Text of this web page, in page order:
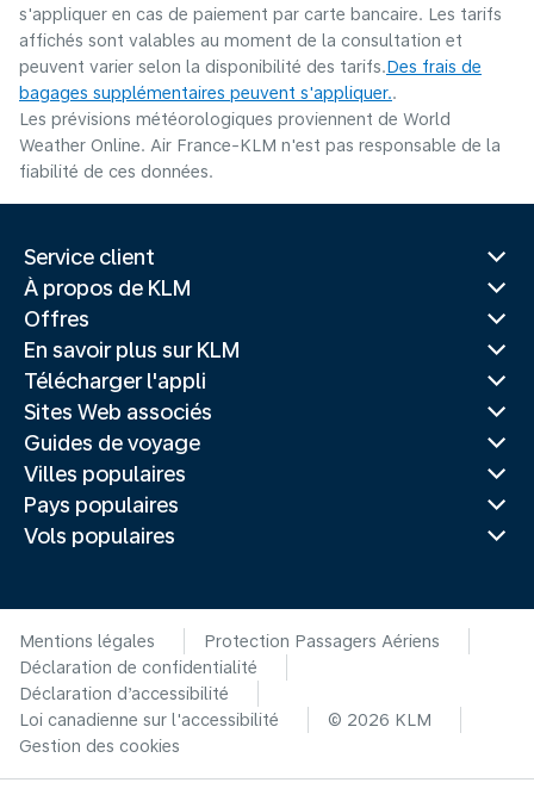
s'appliquer en cas de paiement par carte bancaire. Les tarifs
affichés sont valables au moment de la consultation et
peuvent varier selon la disponibilité des tarifs.Des frais de
bagages supplémentaires peuvent s'appliquer..
Les prévisions météorologiques proviennent de World
Weather Online. Air France-KLM n'est pas responsable de la
fiabilité de ces données.
Service client
À propos de KLM
Offres
En savoir plus sur KLM
Télécharger l'appli
Sites Web associés
Guides de voyage
Villes populaires
Pays populaires
Vols populaires
Mentions légales
Protection Passagers Aériens
Déclaration de confidentialité
Déclaration d’accessibilité
Loi canadienne sur l'accessibilité
© 2026 KLM
Gestion des cookies